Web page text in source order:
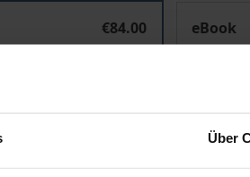
Über
€84.00
eBook
the delivery address, VAT may vary at